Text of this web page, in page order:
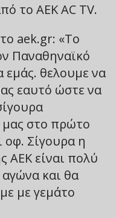
το AEK AC TV.
aek.gr: «Το
Παναθηναϊκό
εμάς. θελουμε να
εαυτό ώστε να
μας στο πρώτο
οφ. Σίγουρα η
ΑΕΚ είναι πολύ
και θα
με γεμάτο